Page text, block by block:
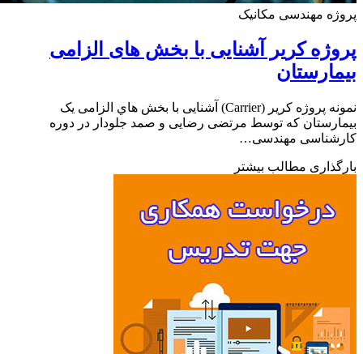
مهندسی مکانیک
کریر آشنایی با بخش های الزامی
نمونه پروژه کریر (Carrier) آشنایی با بخش هاي الزامی یک
که توسط مرتضی رضایی و صمد جلودار در دوره
مهندسی…
مطالب بیشتر